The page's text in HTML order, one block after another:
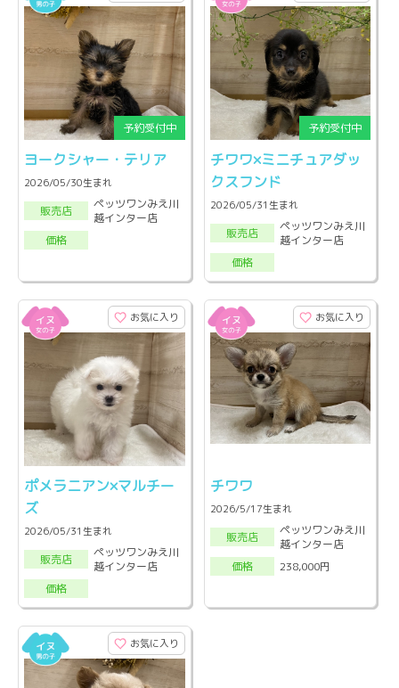
ヨークシャー・テリア
2026/05/30生まれ
販売店
ペッツワンみえ川
越インター店
価格
チワワ×ミニチュアダッ
クスフンド
2026/05/31生まれ
販売店
ペッツワンみえ川
越インター店
価格
お気に入り
ポメラニアン×マルチー
ズ
2026/05/31生まれ
販売店
ペッツワンみえ川
越インター店
価格
お気に入り
チワワ
2026/5/17生まれ
販売店
ペッツワンみえ川
越インター店
価格
238,000円
お気に入り